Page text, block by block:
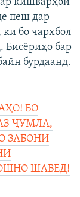
кишварҳои
пеш дар
бо чархбол
Бисёриҳо бар
бурдаанд.
БО
ҶУМЛА,
ЗАБОНИ
ШАВЕД!